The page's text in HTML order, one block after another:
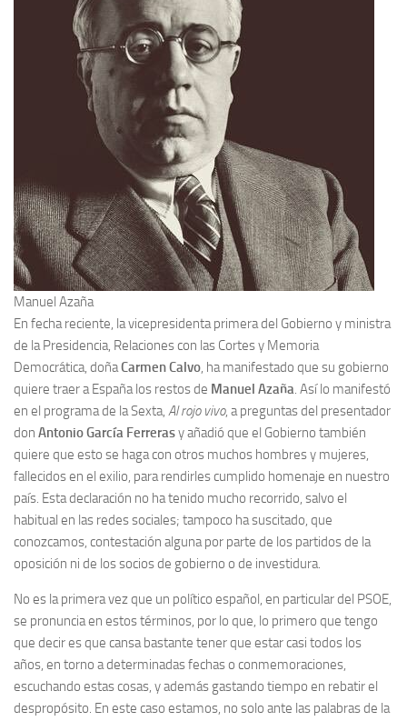
Investigación previa de la represión en Talavera de la Reina (1937-
1947).
Informe Represión en Toledo 1936-1947 | Buscador
Informe de la fosa de abril de 1939 de Tembleque
Enciclopedia Republicana
Militantes históricos IR
Personajes republicanos
Izquierda Republicana. Agrupaciones y Militantes (1934-1939)
Izquierda Republicana. Navarra
Izquierda Republicana. Galicia
Textos esenciales del republicanismo
Archivo histórico
Archivo
Archivo Documental
Biografía
Cronología fundamental de Manuel Azaña
Artículos sobre Manuel Azaña
Ochenta años sin Manuel Azaña
Bibliografías
Catálogo Biblioteca
Catálogo Hemeroteca
Biblioteca-Novedades
Manuel Azaña
En fecha reciente, la vicepresidenta primera del Gobierno y ministra
de la Presidencia, Relaciones con las Cortes y Memoria
Democrática, doñaCarmen Calvo, ha manifestado que su gobierno
quiere traer a España los restos de Manuel Azaña. Así lo manifestó
en el programa de la Sexta, Al rojo vivo, a preguntas del presentador
don Antonio García Ferrerasy añadió que el Gobierno también
quiere que esto se haga con otros muchos hombres y mujeres,
fallecidos en el exilio, para rendirles cumplido homenaje en nuestro
país. Esta declaración no ha tenido mucho recorrido, salvo el
habitual en las redes sociales; tampoco ha suscitado, que
conozcamos, contestación alguna por parte de los partidos de la
oposición ni de los socios de gobierno o de investidura.
No es la primera vez que un político español, en particular del PSOE,
se pronuncia en estos términos, por lo que, lo primero que tengo
que decir es que cansa bastante tener que estar casi todos los
años, en torno a determinadas fechas o conmemoraciones,
escuchando estas cosas, y además gastando tiempo en rebatir el
despropósito. En este caso estamos, no solo ante las palabras de la